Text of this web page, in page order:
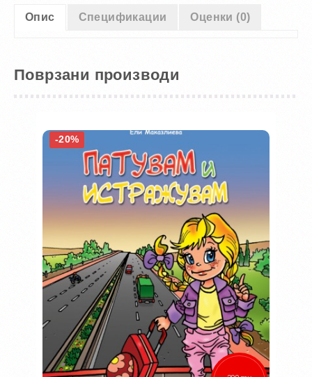
Опис Спецификации Оценки (0)
Поврзани производи
-20%